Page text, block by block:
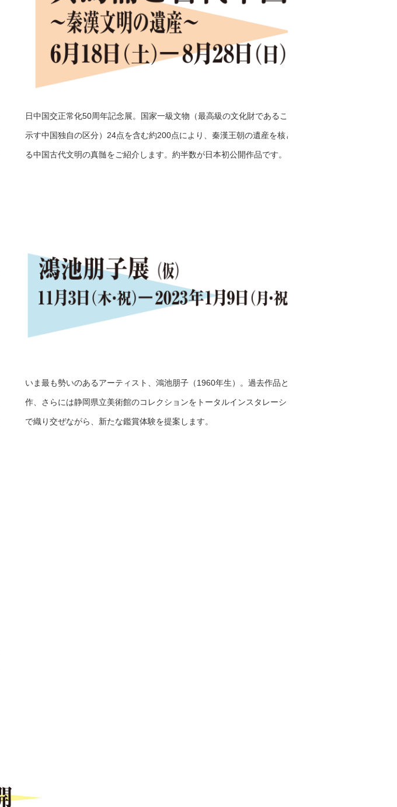
日中国交正常化50周年記念展。国家一級文物（最高級の文化財であることを
示す中国独自の区分）24点を含む約200点により、秦漢王朝の遺産を核とす
る中国古代文明の真髄をご紹介します。約半数が日本初公開作品です。
いま最も勢いのあるアーティスト、鴻池朋子（1960年生）。過去作品と新
作、さらには静岡県立美術館のコレクションをトータルインスタレーション
で織り交ぜながら、新たな鑑賞体験を提案します。